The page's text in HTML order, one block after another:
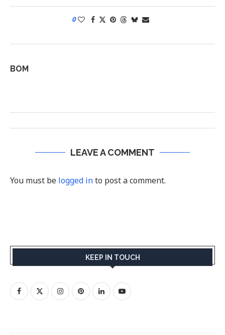
0
BOM
LEAVE A COMMENT
You must be logged into post a comment.
KEEP IN TOUCH